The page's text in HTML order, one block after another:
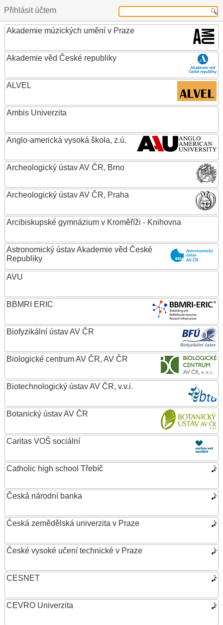
Přihlásit účtem
Akademie múzických umění v Praze
Akademie věd České republiky
ALVEL
Ambis Univerzita
Anglo-americká vysoká škola, z.ú.
Archeologický ústav AV ČR, Brno
Archeologický ústav AV ČR, Praha
Arcibiskupské gymnázium v Kroměříži - Knihovna
Astronomický ústav Akademie věd České
Republiky
AVU
BBMRI ERIC
Biofyzikální ústav AV ČR
Biologické centrum AV ČR, AV ČR
Biotechnologický ústav AV ČR, v.v.i.
Botanický ústav AV ČR
Caritas VOŠ sociální
Catholic high school Třebíč
Česká národní banka
Česká zemědělská univerzita v Praze
České vysoké učení technické v Praze
CESNET
CEVRO Univerzita